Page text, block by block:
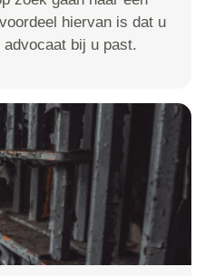
hiervan is dat u
bij u past.